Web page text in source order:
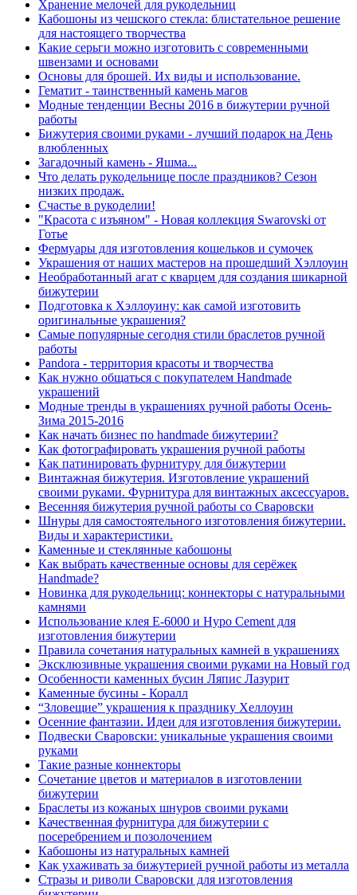
Хранение мелочей для рукодельниц
Кабошоны из чешского стекла: блистательное решение
для настоящего творчества
Какие серьги можно изготовить с современными
швензами и основами
Основы для брошей. Их виды и использование.
Гематит - таинственный камень магов
Модные тенденции Весны 2016 в бижутерии ручной
работы
Бижутерия своими руками - лучший подарок на День
влюбленных
Загадочный камень - Яшма...
Что делать рукодельнице после праздников? Сезон
низких продаж.
Cчастье в рукоделии!
"Красота с изъяном" - Новая коллекция Swarovski от
Готье
Фермуары для изготовления кошельков и сумочек
Украшения от наших мастеров на прошедший Хэллоуин
Необработанный агат с кварцем для создания шикарной
бижутерии
Подготовка к Хэллоуину: как самой изготовить
оригинальные украшения?
Самые популярные сегодня стили браслетов ручной
работы
Pandora - территория красоты и творчества
Как нужно общаться с покупателем Handmade
украшений
Модные тренды в украшениях ручной работы Осень-
Зима 2015-2016
Как начать бизнес по handmade бижутерии?
Как фотографировать украшения ручной работы
Как патинировать фурнитуру для бижутерии
Винтажная бижутерия. Изготовление украшений
своими руками. Фурнитура для винтажных аксессуаров.
Весенняя бижутерия ручной работы со Сваровски
Шнуры для самостоятельного изготовления бижутерии.
Виды и характеристики.
Каменные и стеклянные кабошоны
Как выбрать качественные основы для серёжек
Handmade?
Новинка для рукодельниц: коннекторы с натуральными
камнями
Использование клея Е-6000 и Hypo Cement для
изготовления бижутерии
Правила сочетания натуральных камней в украшениях
Эксклюзивные украшения своими руками на Новый год
Особенности каменных бусин Ляпис Лазурит
Каменные бусины - Коралл
“Зловещие” украшения к празднику Хеллоуин
Осенние фантазии. Идеи для изготовления бижутерии.
Подвески Сваровски: уникальные украшения своими
руками
Такие разные коннекторы
Cочетание цветов и материалов в изготовлении
бижутерии
Браслеты из кожаных шнуров своими руками
Качественная фурнитура для бижутерии с
посеребрением и позолочением
Кабошоны из натуральных камней
Как ухаживать за бижутерией ручной работы из металла
Стразы и риволи Сваровски для изготовления